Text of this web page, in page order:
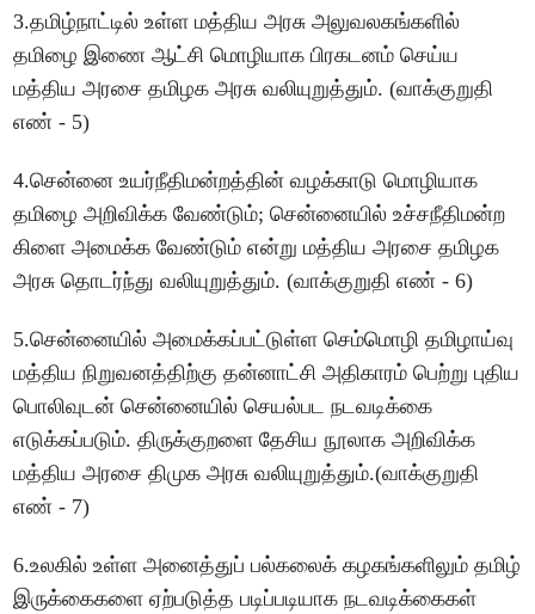
3.தமிழ்நாட்டில் உள்ள மத்திய அரசு அலுவலகங்களில்
தமிழை இணை ஆட்சி மொழியாக பிரகடனம் செய்ய
மத்திய அரசை தமிழக அரசு வலியுறுத்தும். (வாக்குறுதி
எண் - 5)
4.சென்னை உயர்நீதிமன்றத்தின் வழக்காடு மொழியாக
தமிழை அறிவிக்க வேண்டும்; சென்னையில் உச்சநீதிமன்ற
கிளை அமைக்க வேண்டும் என்று மத்திய அரசை தமிழக
அரசு தொடர்ந்து வலியுறுத்தும். (வாக்குறுதி எண் - 6)
5.சென்னையில் அமைக்கப்பட்டுள்ள செம்மொழி தமிழாய்வு
மத்திய நிறுவனத்திற்கு தன்னாட்சி அதிகாரம் பெற்று புதிய
பொலிவுடன் சென்னையில் செயல்பட நடவடிக்கை
எடுக்கப்படும். திருக்குறளை தேசிய நூலாக அறிவிக்க
மத்திய அரசை திமுக அரசு வலியுறுத்தும்.(வாக்குறுதி
எண் - 7)
6.உலகில் உள்ள அனைத்துப் பல்கலைக் கழகங்களிலும் தமிழ்
இருக்கைகளை ஏற்படுத்த படிப்படியாக நடவடிக்கைகள்